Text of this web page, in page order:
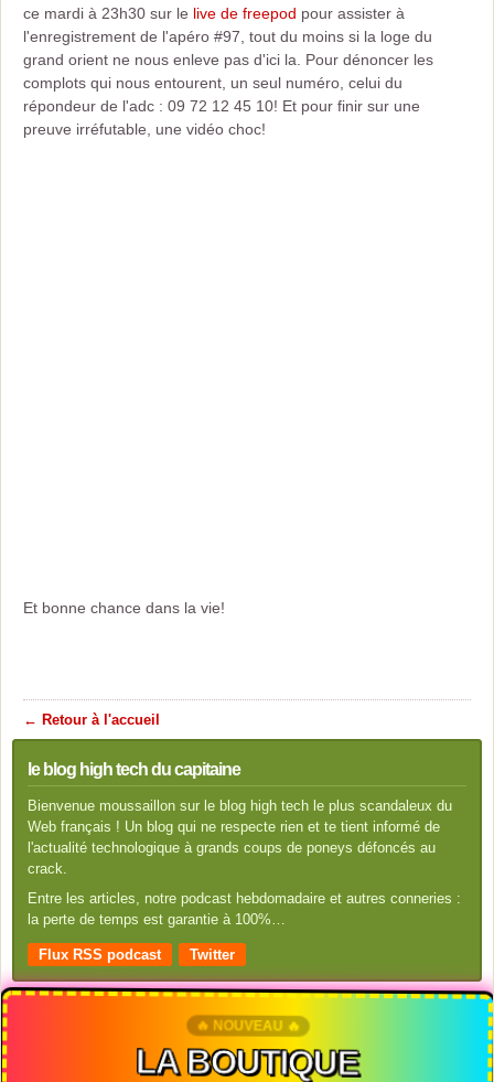
ce mardi à 23h30 sur le live de freepod pour assister à
l'enregistrement de l'apéro #97, tout du moins si la loge du
grand orient ne nous enleve pas d'ici la. Pour dénoncer les
complots qui nous entourent, un seul numéro, celui du
répondeur de l'adc : 09 72 12 45 10! Et pour finir sur une
preuve irréfutable, une vidéo choc!
Et bonne chance dans la vie!
← Retour à l'accueil
le blog high tech du capitaine
Bienvenue moussaillon sur le blog high tech le plus scandaleux du
Web français ! Un blog qui ne respecte rien et te tient informé de
l'actualité technologique à grands coups de poneys défoncés au
crack.
Entre les articles, notre podcast hebdomadaire et autres conneries :
la perte de temps est garantie à 100%…
Flux RSS podcast Twitter
🔥 NOUVEAU 🔥
LA BOUTIQUE